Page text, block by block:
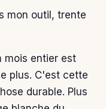
mon outil, trente
mois entier est
plus. C'est cette
durable. Plus